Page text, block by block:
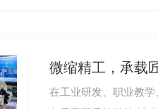
在工业研发、职业教